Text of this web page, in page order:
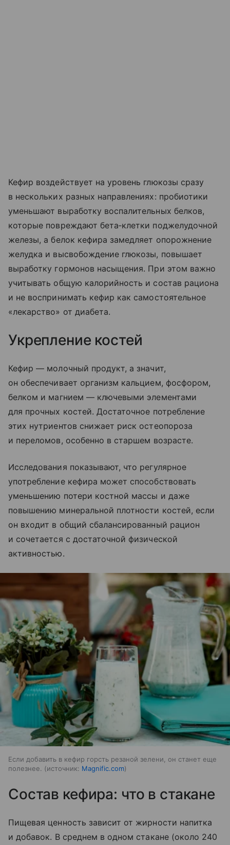
Кефир воздействует на уровень глюкозы сразу
в нескольких разных направлениях: пробиотики
уменьшают выработку воспалительных белков,
которые повреждают бета‑клетки поджелудочной
железы, а белок кефира замедляет опорожнение
желудка и высвобождение глюкозы, повышает
выработку гормонов насыщения. При этом важно
учитывать общую калорийность и состав рациона
и не воспринимать кефир как самостоятельное
«лекарство» от диабета.
Укрепление костей
Кефир — молочный продукт, а значит,
он обеспечивает организм кальцием, фосфором,
белком и магнием — ключевыми элементами
для прочных костей. Достаточное потребление
этих нутриентов снижает риск остеопороза
и переломов, особенно в старшем возрасте.
Исследования показывают, что регулярное
употребление кефира может способствовать
уменьшению потери костной массы и даже
повышению минеральной плотности костей, если
он входит в общий сбалансированный рацион
и сочетается с достаточной физической
активностью.
Если добавить в кефир горсть резаной зелени, он станет еще
полезнее.
источник: Magnific.com
Состав кефира: что в стакане
Пищевая ценность зависит от жирности напитка
и добавок. В среднем в одном стакане (около 240